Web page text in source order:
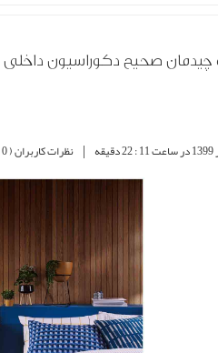
| نظرات کاربران ( 0 )